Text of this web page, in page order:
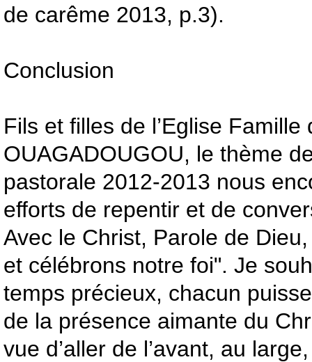
de carême 2013, p.3).
Conclusion
Fils et filles de l’Eglise Famille
OUAGADOUGOU, le thème
pastorale 2012-2013 nous
efforts de repentir et de
Avec le Christ, Parole de
et célébrons notre foi". Je
temps précieux, chacun
de la présence aimante du
vue d’aller de l’avant, au